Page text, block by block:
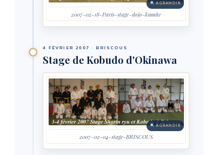
AGRANDIR
2007-02-18-Paris-stage-dojo-kumite
4 FÉVRIER 2007 · BRISCOUS
Stage de Kobudo d'Okinawa
AGRANDIR
2007-02-04-stage-BRISCOUS